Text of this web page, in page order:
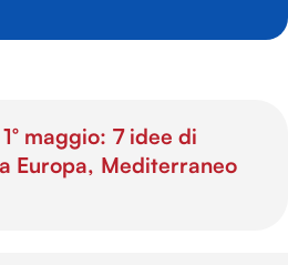
maggio: 7 idee di
Europa, Mediterraneo